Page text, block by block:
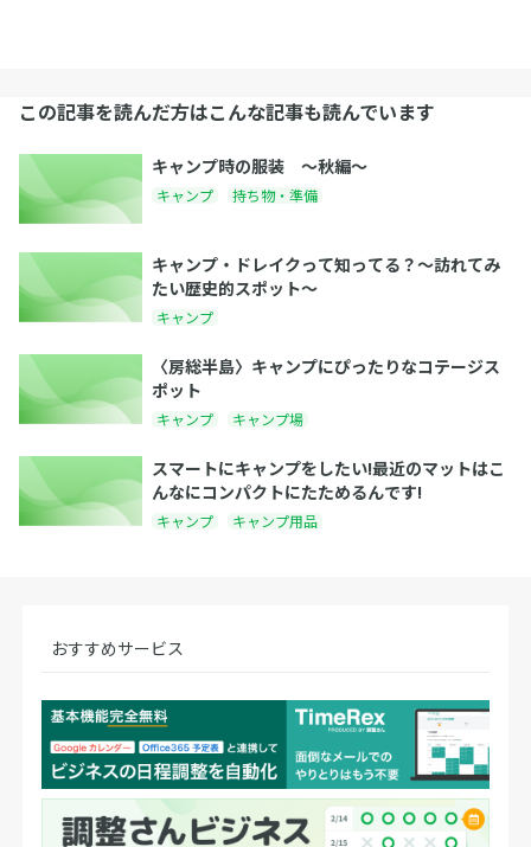
この記事を読んだ方はこんな記事も読んでいます
キャンプ時の服装 〜秋編〜
キャンプ 持ち物・準備
キャンプ・ドレイクって知ってる？〜訪れてみ
たい歴史的スポット〜
キャンプ
〈房総半島〉キャンプにぴったりなコテージス
ポット
キャンプ キャンプ場
スマートにキャンプをしたい!最近のマットはこ
んなにコンパクトにたためるんです!
キャンプ キャンプ用品
おすすめサービス